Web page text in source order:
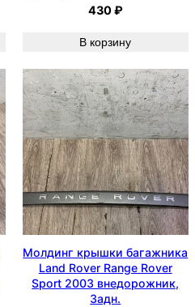
430₽
В корзину
Молдинг крышки багажника
Land Rover Range Rover
Sport 2003 внедорожник,
Задн.